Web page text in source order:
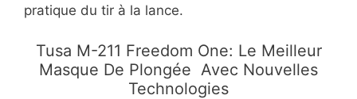
pratique du tir à la lance.
Tusa M-211 Freedom One: Le Meilleur
Masque De Plongée Avec Nouvelles
Technologies